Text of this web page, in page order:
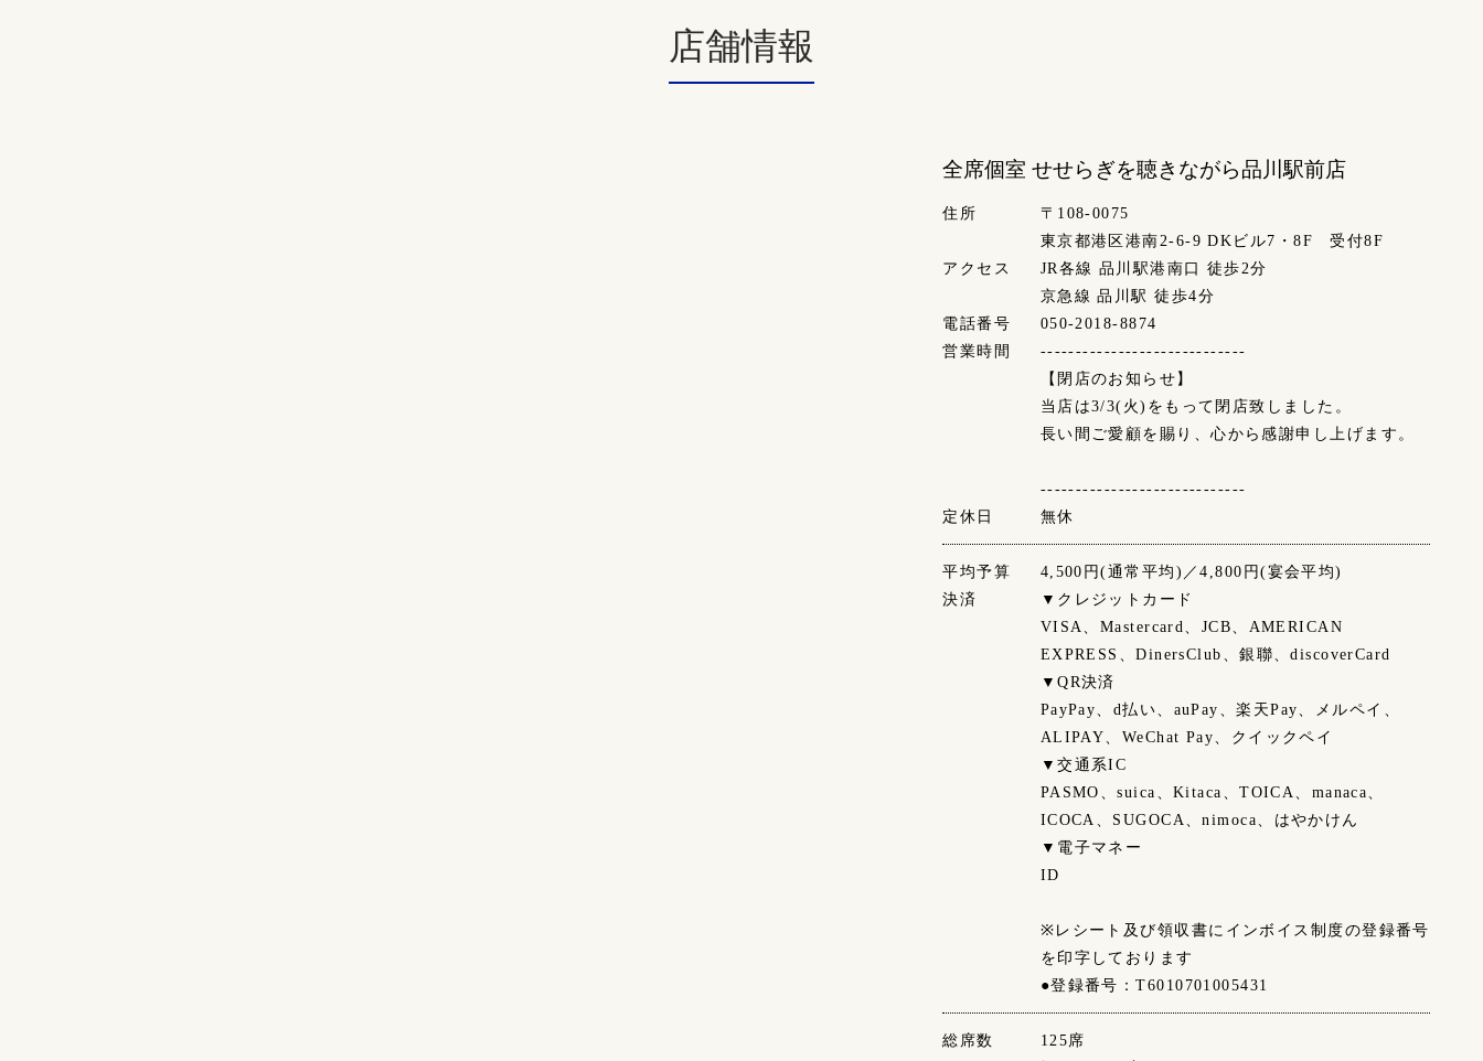
店舗情報
全席個室 せせらぎを聴きながら品川駅前店
住所
〒108-0075
東京都港区港南2-6-9 DKビル7・8F 受付8F
アクセス
JR各線 品川駅港南口 徒歩2分
京急線 品川駅 徒歩4分
電話番号
050-2018-8874
営業時間
-----------------------------
【閉店のお知らせ】
当店は3/3(火)をもって閉店致しました。
長い間ご愛顧を賜り、心から感謝申し上げます。
-----------------------------
定休日
無休
平均予算
4,500円(通常平均)／4,800円(宴会平均)
決済
▼クレジットカード
VISA、Mastercard、JCB、AMERICAN
EXPRESS、DinersClub、銀聯、discoverCard
▼QR決済
PayPay、d払い、auPay、楽天Pay、メルペイ、
ALIPAY、WeChat Pay、クイックペイ
▼交通系IC
PASMO、suica、Kitaca、TOICA、manaca、
ICOCA、SUGOCA、nimoca、はやかけん
▼電子マネー
ID
※レシート及び領収書にインボイス制度の登録番号
を印字しております
●登録番号：T6010701005431
総席数
125席